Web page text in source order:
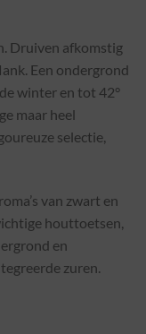
Druiven afkomstig
Een ondergrond
winter en tot 42°
maar heel
selectie,
van zwart en
houttoetsen,
en
zuren.